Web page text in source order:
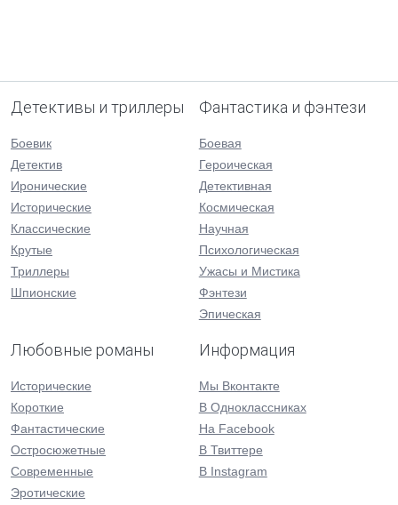
Детективы и триллеры
Боевик
Детектив
Иронические
Исторические
Классические
Крутые
Триллеры
Шпионские
Фантастика и фэнтези
Боевая
Героическая
Детективная
Космическая
Научная
Психологическая
Ужасы и Мистика
Фэнтези
Эпическая
Любовные романы
Исторические
Короткие
Фантастические
Остросюжетные
Современные
Эротические
Информация
Мы Вконтакте
В Одноклассниках
На Facebook
В Твиттере
В Instagram